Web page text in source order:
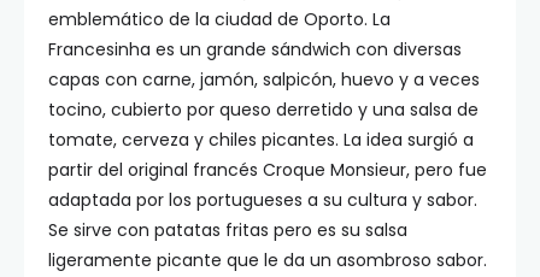
emblemático de la ciudad de Oporto. La
Francesinha es un grande sándwich con diversas
capas con carne, jamón, salpicón, huevo y a veces
tocino, cubierto por queso derretido y una salsa de
tomate, cerveza y chiles picantes. La idea surgió a
partir del original francés Croque Monsieur, pero fue
adaptada por los portugueses a su cultura y sabor.
Se sirve con patatas fritas pero es su salsa
ligeramente picante que le da un asombroso sabor.